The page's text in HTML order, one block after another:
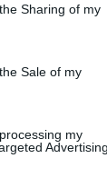
Sharing of my
Sale of my
my
Advertising.